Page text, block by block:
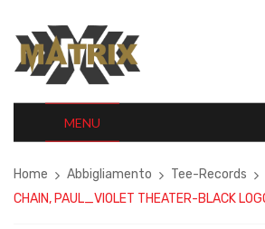
MENU
Home Abbigliamento
Tee-Records
CHAIN, PAUL_VIOLET THEATER-BLACK